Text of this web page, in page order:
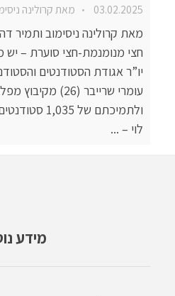
03.02.2025 מאתקרולינה
מאת קרולינה ניסימוב ותמיר
חצי מנומנמת-חצי סוערת – יש
יו”ר אגודת הסטודנטים
עומרי שרייבר (26)
ולתמיכתם של
לוי – ...
מידע